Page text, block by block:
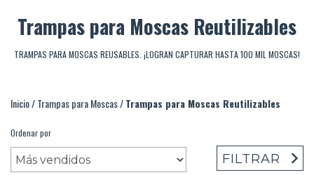
Trampas para Moscas Reutilizables
TRAMPAS PARA MOSCAS REUSABLES. ¡LOGRAN CAPTURAR HASTA 100 MIL MOSCAS!
Inicio/Trampas para Moscas/Trampas para Moscas Reutilizables
Ordenar por
FILTRAR